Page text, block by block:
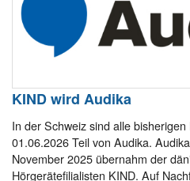
KIND wird Audika
In der Schweiz sind alle
01.06.2026 Teil von Audika.
November 2025 übernahm der
Hörgerätefilialisten KIND. Auf